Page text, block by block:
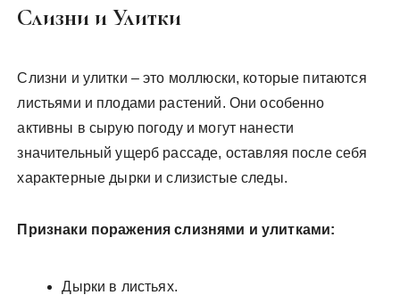
Слизни и Улитки
Слизни и улитки – это моллюски, которые питаются
листьями и плодами растений. Они особенно
активны в сырую погоду и могут нанести
значительный ущерб рассаде, оставляя после себя
характерные дырки и слизистые следы.
Признаки поражения слизнями и улитками:
Дырки в листьях.